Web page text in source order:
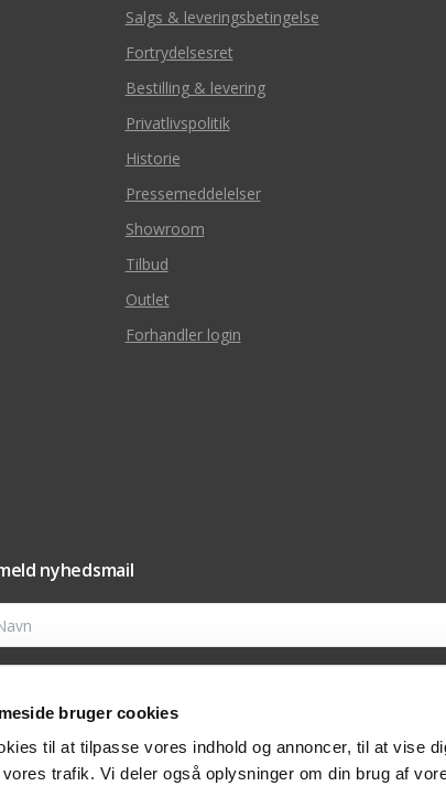
bruger cookies
til at tilpasse vores indhold og annoncer, til at vise
trafik. Vi deler også oplysninger om din brug af
Salgs & leveringsbetingelse
Fortrydelsesret
Bestilling & levering
Privatlivspolitik
Historie
Pressemeddelelser
Showroom
Tilbud
Outlet
Forhandler login
nyhedsmail
og vedligeholdelse hertil via e-mail. Du kan til enhver tid trække dit
eller ved at kontakte os på post@texas.dk. Når du modtager
til at optimere indholdet af vores nyhedsmail. Læs mere